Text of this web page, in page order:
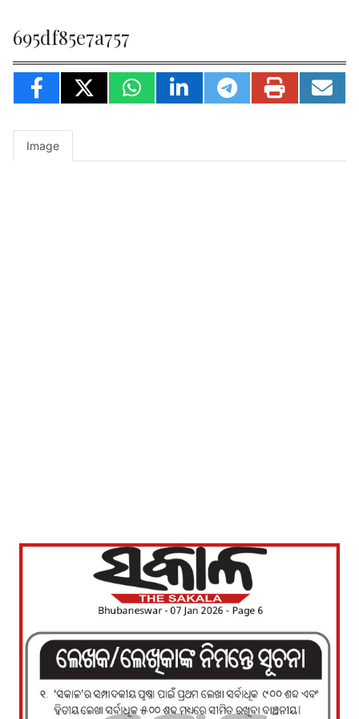
695df85e7a757
Image